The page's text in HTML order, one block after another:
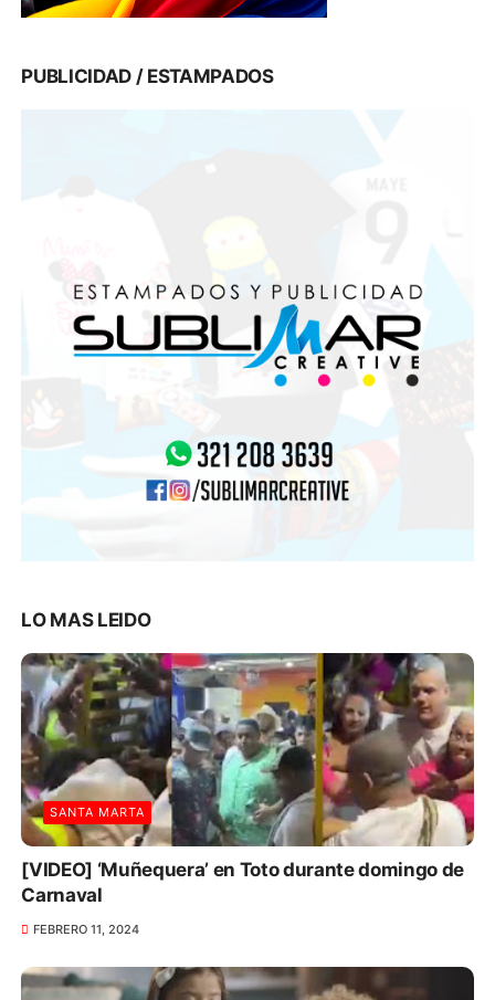
PUBLICIDAD / ESTAMPADOS
LO MAS LEIDO
SANTA MARTA
[VIDEO] ‘Muñequera’ en Toto durante domingo de
Carnaval
FEBRERO 11, 2024